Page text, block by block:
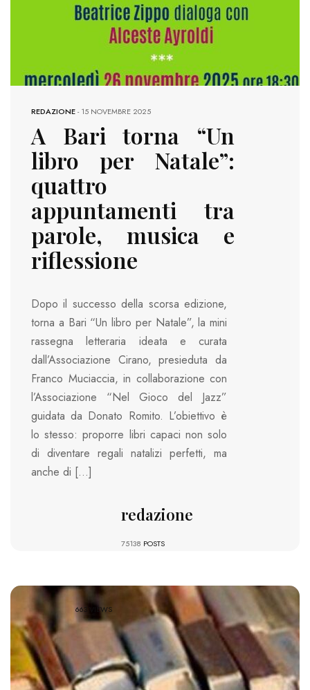
REDAZIONE-15 NOVEMBRE 2025
A Bari torna “Un
libro per Natale”:
quattro
appuntamenti tra
parole, musica e
riflessione
Dopo il successo della scorsa edizione,
torna a Bari “Un libro per Natale”, la mini
rassegna letteraria ideata e curata
dall’Associazione Cirano, presieduta da
Franco Muciaccia, in collaborazione con
l’Associazione “Nel Gioco del Jazz”
guidata da Donato Romito. L’obiettivo è
lo stesso: proporre libri capaci non solo
di diventare regali natalizi perfetti, ma
anche di […]
redazione
75138 POSTS
663 VIEWS